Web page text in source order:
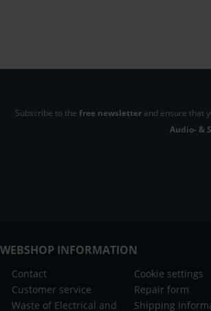
Subscribe to the free newsletterand ensure that
Audio- &
WEBSHOP INFORMATION
Contact
Customer service
Waste of Electrical and
Cookie settings
Repair form
Shipping